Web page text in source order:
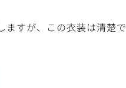
すが、この衣装は清楚で